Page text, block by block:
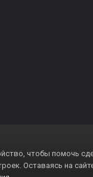
чтобы помочь
Оставаясь на